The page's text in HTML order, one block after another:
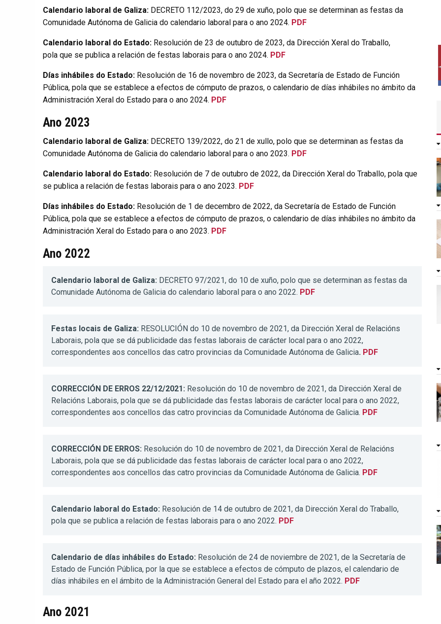
Calendario laboral de Galiza: DECRETO 112/2023, do 29 de xuño, polo que se determinan as festas da
Comunidade Autónoma de Galicia do calendario laboral para o ano 2024. PDF
Calendario laboral do Estado: Resolución de 23 de outubro de 2023, da Dirección Xeral do Traballo,
pola que se publica a relación de festas laborais para o ano 2024. PDF
Días inhábiles do Estado: Resolución de 16 de novembro de 2023, da Secretaría de Estado de Función
Pública, pola que se establece a efectos de cómputo de prazos, o calendario de días inhábiles no ámbito da
Administración Xeral do Estado para o ano 2024. PDF
Ano 2023
Calendario laboral de Galiza: DECRETO 139/2022, do 21 de xullo, polo que se determinan as festas da
Comunidade Autónoma de Galicia do calendario laboral para o ano 2023. PDF
Calendario laboral do Estado: Resolución de 7 de outubro de 2022, da Dirección Xeral do Traballo, pola que
se publica a relación de festas laborais para o ano 2023. PDF
Días inhábiles do Estado: Resolución de 1 de decembro de 2022, da Secretaría de Estado de Función
Pública, pola que se establece a efectos de cómputo de prazos, o calendario de días inhábiles no ámbito da
Administración Xeral do Estado para o ano 2023. PDF
Ano 2022
Calendario laboral de Galiza: DECRETO 97/2021, do 10 de xuño, polo que se determinan as festas da
Comunidade Autónoma de Galicia do calendario laboral para o ano 2022. PDF
Festas locais de Galiza: RESOLUCIÓN do 10 de novembro de 2021, da Dirección Xeral de Relacións
Laborais, pola que se dá publicidade das festas laborais de carácter local para o ano 2022,
correspondentes aos concellos das catro provincias da Comunidade Autónoma de Galicia. PDF
CORRECCIÓN DE ERROS 22/12/2021: Resolución do 10 de novembro de 2021, da Dirección Xeral de
Relacións Laborais, pola que se dá publicidade das festas laborais de carácter local para o ano 2022,
correspondentes aos concellos das catro provincias da Comunidade Autónoma de Galicia. PDF
CORRECCIÓN DE ERROS: Resolución do 10 de novembro de 2021, da Dirección Xeral de Relacións
Laborais, pola que se dá publicidade das festas laborais de carácter local para o ano 2022,
correspondentes aos concellos das catro provincias da Comunidade Autónoma de Galicia. PDF
Calendario laboral do Estado: Resolución de 14 de outubro de 2021, da Dirección Xeral do Traballo,
pola que se publica a relación de festas laborais para o ano 2022. PDF
Calendario de días inhábiles do Estado: Resolución de 24 de noviembre de 2021, de la Secretaría de
Estado de Función Pública, por la que se establece a efectos de cómputo de plazos, el calendario de
días inhábiles en el ámbito de la Administración General del Estado para el año 2022. PDF
Ano 2021